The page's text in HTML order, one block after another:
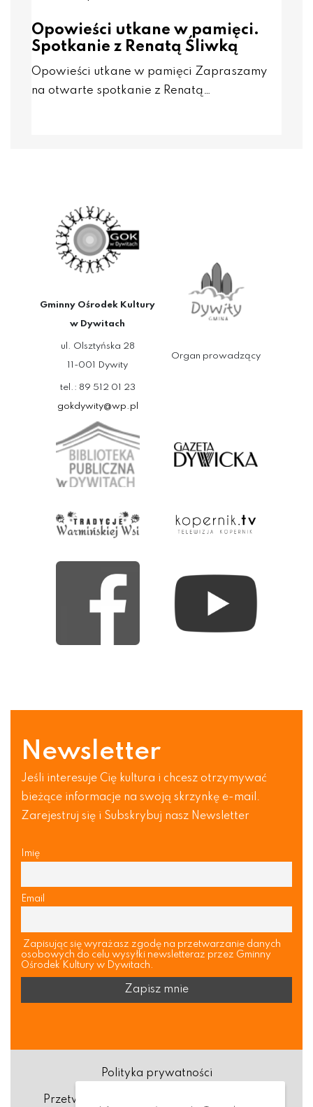
Opowieści utkane w pamięci.
Spotkanie z Renatą Śliwką
Opowieści utkane w pamięci Zapraszamy
na otwarte spotkanie z Renatą…
Gminny Ośrodek Kultury
w Dywitach
ul. Olsztyńska 28
11-001 Dywity
tel.: 89 512 01 23
gokdywity@wp.pl
Organ prowadzący
Newsletter
Jeśli interesuje Cię kultura i chcesz otrzymywać
bieżące informacje na swoją skrzynkę e-mail.
Zarejestruj się i Subskrybuj nasz Newsletter
Imię
Email
Zapisując się wyrażasz zgodę na przetwarzanie danych
osobowych do celu wysyłki newsletteraz przez Gminny
Ośrodek Kultury w Dywitach.
Polityka prywatności
Przetwarzanie danych osobowych (RODO)